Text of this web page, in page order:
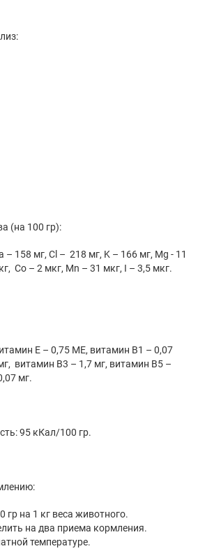
(на 100 гр):
– 158 мг, Cl – 218 мг, K – 166 мг, Mg - 11
Co – 2 мкг, Mn – 31 мкг, I – 3,5 мкг.
Е – 0,75 МЕ, витамин В1 – 0,07
витамин В3 – 1,7 мг, витамин В5 –
мг.
95 кКал/100 гр.
гр на 1 кг веса животного.
на два приема кормления.
температуре.